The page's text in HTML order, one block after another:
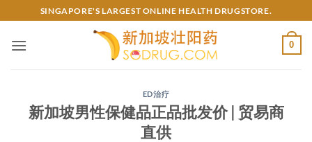
to
content
SINGAPORE'S LARGEST ONLINE HEALTH DRUGSTORE.
0
ED治疗
新加坡男性保健品正品批发价 | 贸易商
直供